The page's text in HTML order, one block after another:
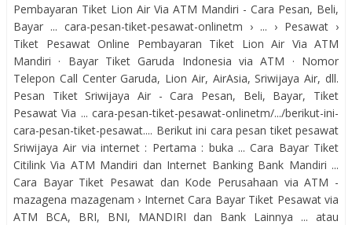
Pembayaran Tiket Lion Air Via ATM Mandiri - Cara Pesan, Beli,
Bayar ... cara-pesan-tiket-pesawat-onlinetm › ... › Pesawat ›
Tiket Pesawat Online Pembayaran Tiket Lion Air Via ATM
Mandiri · Bayar Tiket Garuda Indonesia via ATM · Nomor
Telepon Call Center Garuda, Lion Air, AirAsia, Sriwijaya Air, dll.
Pesan Tiket Sriwijaya Air - Cara Pesan, Beli, Bayar, Tiket
Pesawat Via ... cara-pesan-tiket-pesawat-onlinetm/.../berikut-ini-
cara-pesan-tiket-pesawat.... Berikut ini cara pesan tiket pesawat
Sriwijaya Air via internet : Pertama : buka ... Cara Bayar Tiket
Citilink Via ATM Mandiri dan Internet Banking Bank Mandiri ...
Cara Bayar Tiket Pesawat dan Kode Perusahaan via ATM -
mazagena mazagenam › Internet Cara Bayar Tiket Pesawat via
ATM BCA, BRI, BNI, MANDIRI dan Bank Lainnya ... atau